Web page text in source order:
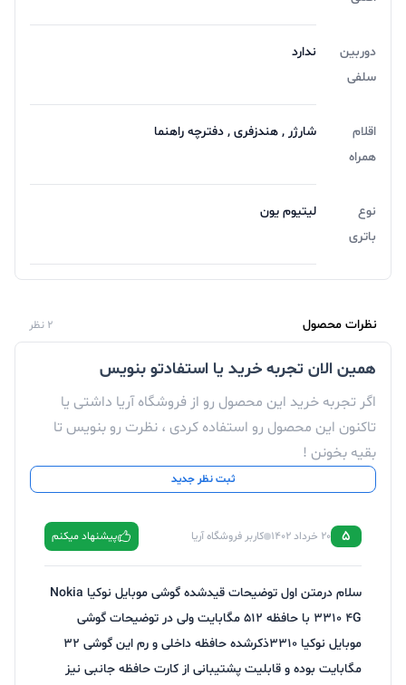
دوربین
سلفی
ندارد
اقلام
همراه
شارژر , هندزفری , دفترچه‌ راهنما
نوع
باتری
لیتیوم یون
نظرات محصول 2 نظر
همین الان تجربه خرید یا استفادتو بنویس
اگر تجربه خرید این محصول رو از فروشگاه آریا داشتی یا
تاکنون این محصول رو استفاده کردی ، نظرت رو بنویس تا
بقیه بخونن !
ثبت نظر جدید
5 20 خرداد 1402 کاربر فروشگاه آریا پیشنهاد میکنم
سلام درمتن اول توضیحات قیدشده گوشی موبایل نوکیا Nokia
3310 4G با حافظه 512 مگابایت ولی در توضیحات گوشی
موبایل نوکیا ۳۳۱۰ذکرشده حافظه داخلی و رم این گوشی 32
مگابایت بوده و قابلیت پشتیبانی از کارت حافظه جانبی نیز